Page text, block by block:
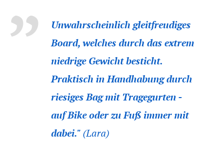
Unwahrscheinlich gleitfreudiges
Board, welches durch das extrem
niedrige Gewicht besticht.
Praktisch in Handhabung durch
riesiges Bag mit Tragegurten -
auf Bike oder zu Fuß immer mit
dabei." (Lara)